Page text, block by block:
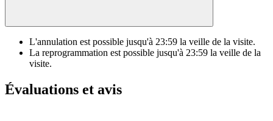
L'annulation est possible jusqu'à 23:59 la veille de la visite.
La reprogrammation est possible jusqu'à 23:59 la veille de la
visite.
Évaluations et avis